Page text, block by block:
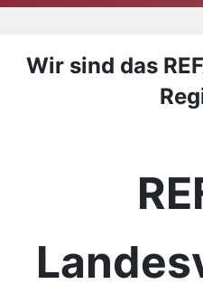
Wir sind das